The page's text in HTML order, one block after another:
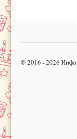
© 2016 - 2026